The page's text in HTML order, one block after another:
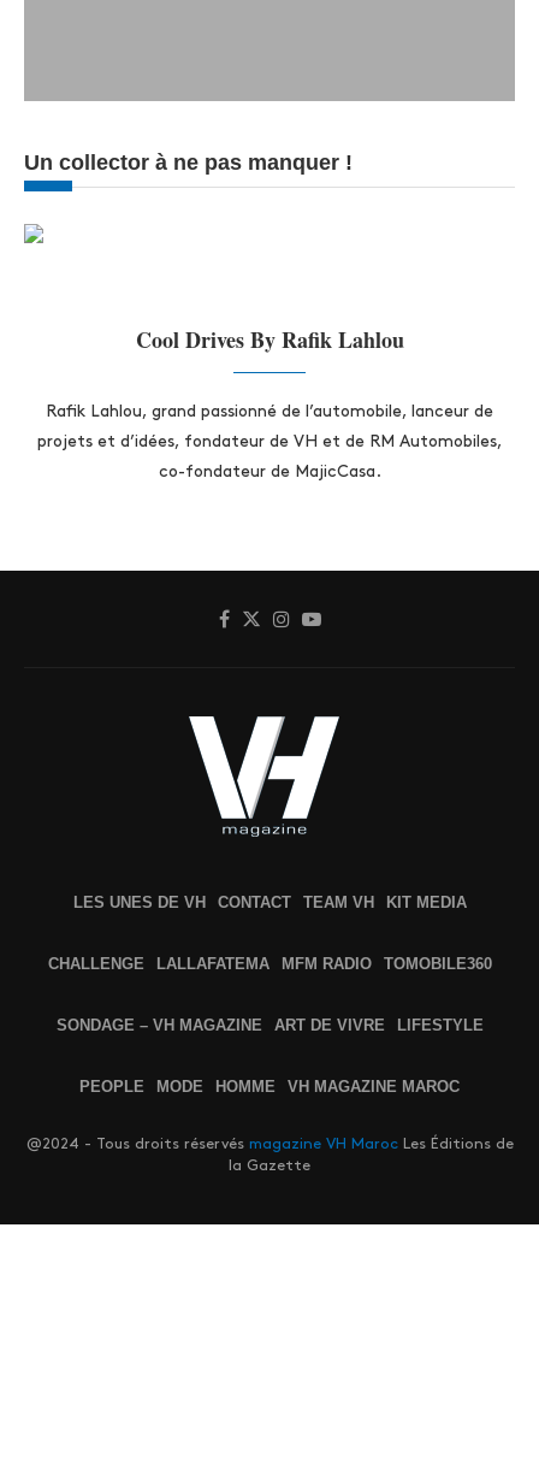
Un collector à ne pas manquer !
Cool Drives By Rafik Lahlou
Rafik Lahlou, grand passionné de l’automobile, lanceur de
projets et d’idées, fondateur de VH et de RM Automobiles,
co-fondateur de MajicCasa.
LES UNES DE VH CONTACT TEAM VH KIT MEDIA
CHALLENGE LALLAFATEMA MFM RADIO TOMOBILE360
SONDAGE – VH MAGAZINE ART DE VIVRE LIFESTYLE
PEOPLE MODE HOMME VH MAGAZINE MAROC
@2024 - Tous droits réservés magazine VH MarocLes Éditions de
la Gazette